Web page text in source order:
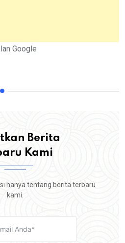
Google
Berita
Kami
hanya tentang berita terbaru
kami.